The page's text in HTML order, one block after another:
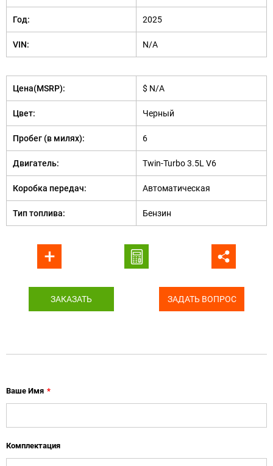
Год: 2025
VIN: N/A
Цена(MSRP): $ N/A
Цвет: Черный
Пробег (в милях): 6
Двигатель: Twin-Turbo 3.5L V6
Коробка передач: Автоматическая
Тип топлива: Бензин
ЗАКАЗАТЬ ЗАДАТЬ ВОПРОС
Ваше Имя *
Комплектация